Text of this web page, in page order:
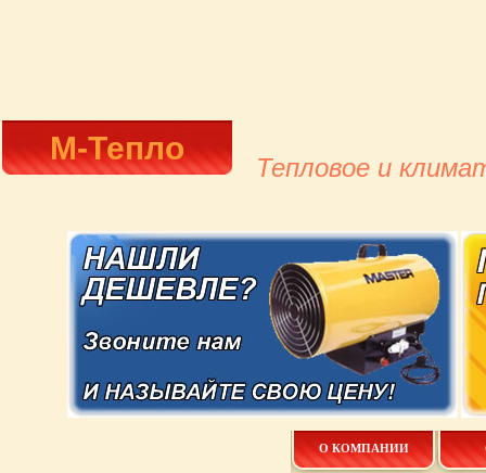
М-Тепло
Тепловое и
О КОМПАНИИ